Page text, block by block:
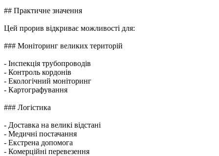
## Практичне значення
Цей прорив відкриває можливості для:
### Моніторинг великих територій
- Інспекція трубопроводів
- Контроль кордонів
- Екологічний моніторинг
- Картографування
### Логістика
- Доставка на великі відстані
- Медичні постачання
- Екстрена допомога
- Комерційні перевезення